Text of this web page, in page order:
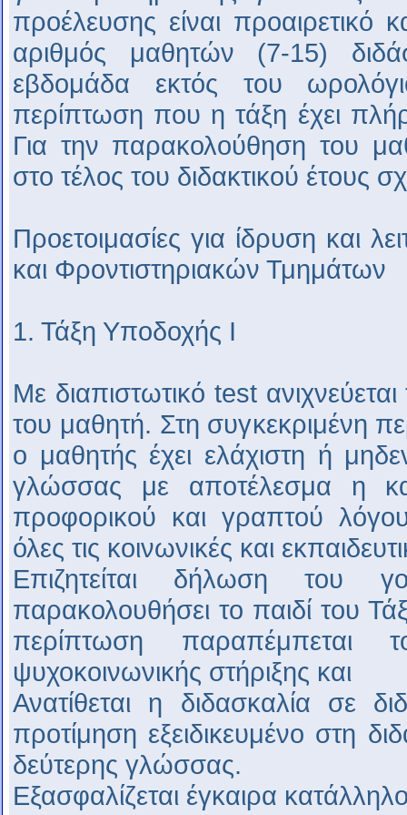
προέλευσης είναι προαιρετικό
αριθμός μαθητών (7-15)
εβδομάδα εκτός του
περίπτωση που η τάξη έχει
Για την παρακολούθηση του
στο τέλος του διδακτικού έτους
Προετοιμασίες για ίδρυση και
και Φροντιστηριακών Τμημάτων
1. Τάξη Υποδοχής Ι
Με διαπιστωτικό test
του μαθητή. Στη συγκεκριμένη
ο μαθητής έχει ελάχιστη ή
γλώσσας με αποτέλεσμα η
προφορικού και γραπτού
όλες τις κοινωνικές και
Επιζητείται δήλωση του
παρακολουθήσει το παιδί του
περίπτωση
ψυχοκοινωνικής στήριξης και
Ανατίθεται η διδασκαλία σε
προτίμηση εξειδικευμένο στη
δεύτερης γλώσσας.
Εξασφαλίζεται έγκαιρα